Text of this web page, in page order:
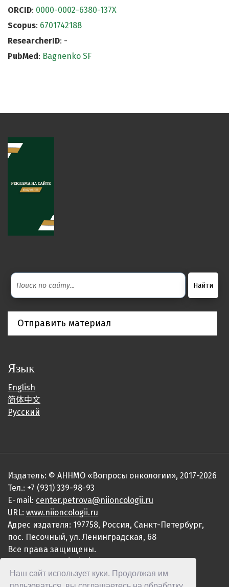
Наш сайт использует куки. Продолжая им
ORCID: 0000-0002-6380-137Х
Scopus: 6701742188
ResearcherID: -
PubMed: Bagnenko SF
Отправить материал
Язык
English
简体中文
Русский
Издатель: © АННМО «Вопросы онкологии», 2017-2026
Тел.: +7 (931) 339-98-93
E-mail: center.petrova@niioncologii.ru
URL: www.niioncologii.ru
Адрес издателя: 197758, Россия, Санкт-Петербург,
пос. Песочный, ул. Ленинградская, 68
Все права защищены.
ISSN 2949-4915 (Online)